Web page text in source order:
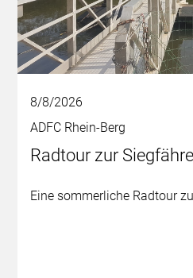
8/8/2026
ADFC Rhein-Berg
Radtour zur Siegfähre
Eine sommerliche Radtour